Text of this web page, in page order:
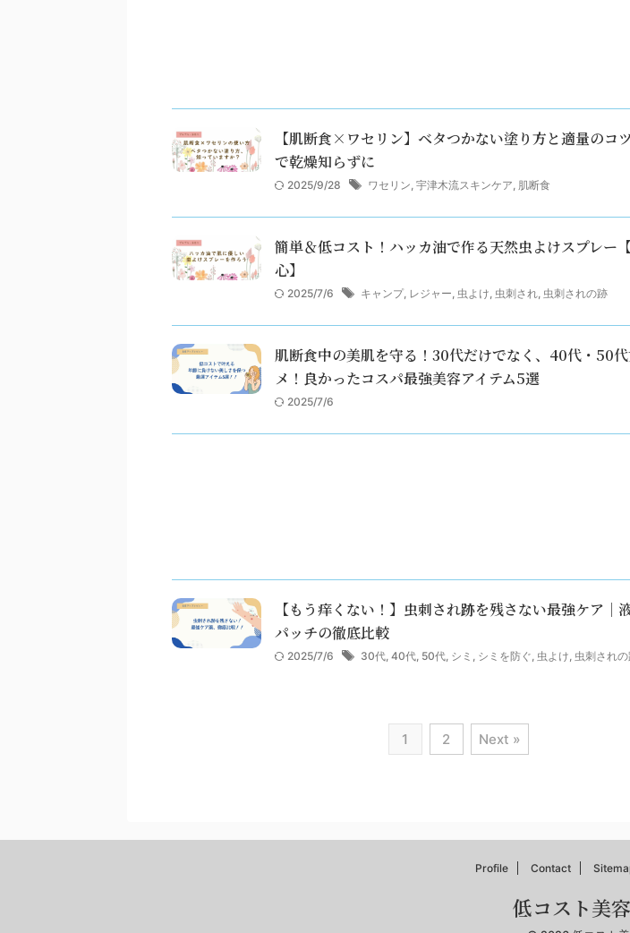
【肌断食×ワセリン】ベタつかない塗り方と適量のコ
で乾燥知らずに
2025/9/28 ワセリン 宇津木流スキンケア 肌断食
簡単＆低コスト！ハッカ油で作る天然虫よけスプレー
心】
2025/7/6 キャンプ, レジャー 虫よけ 虫刺され 虫刺されの跡
肌断食中の美肌を守る！30代だけでなく、40代・50
メ！良かったコスパ最強美容アイテム5選
2025/7/6
【もう痒くない！】虫刺され跡を残さない最強ケア｜
パッチの徹底比較
2025/7/6 30代 40代 50代 シミ シミを防ぐ 虫よけ 虫刺され
1 2 Next »
Profile Contact
低コスト美